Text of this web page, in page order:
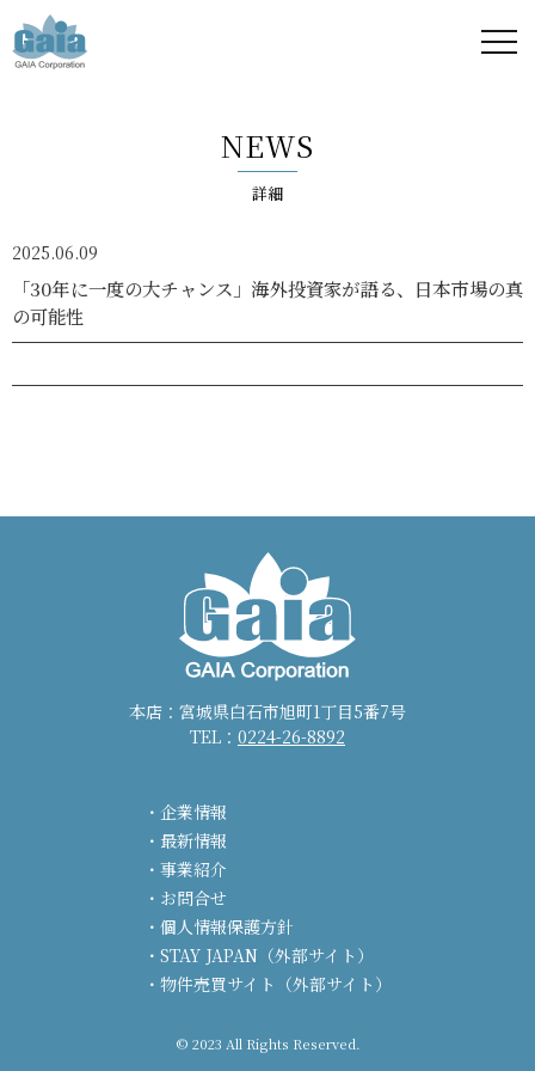
ア -
GAIA
Corporation
-
NEWS
詳細
2025.06.09
「30年に一度の大チャンス」海外投資家が語る、日本市場の真
の可能性
本店：宮城県白石市旭町1丁目5番7号
TEL： 0224-26-8892
企業情報
最新情報
事業紹介
お問合せ
個人情報保護方針
STAY JAPAN（外部サイト）
物件売買サイト（外部サイト）
© 2023 All Rights Reserved.